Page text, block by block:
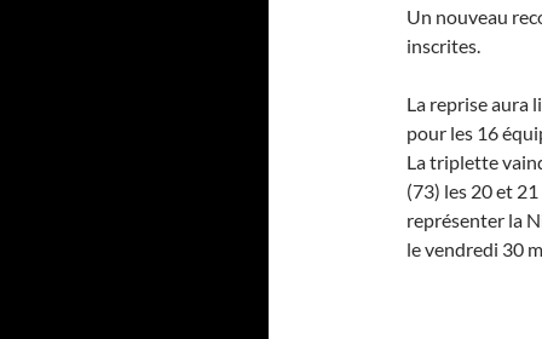
Un nouveau
inscrites.
La reprise aura
pour les 16
La triplette
(73) les 20 et
représenter la
le vendredi 30